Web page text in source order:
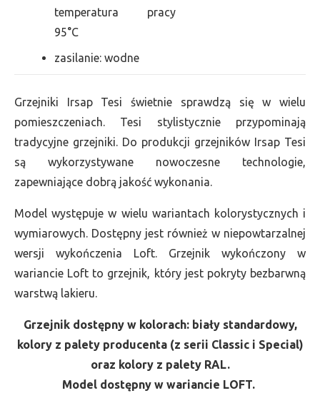
temperatura pracy
95°C
zasilanie: wodne
Grzejniki Irsap Tesi świetnie sprawdzą się w wielu
pomieszczeniach. Tesi stylistycznie przypominają
tradycyjne grzejniki. Do produkcji grzejników Irsap Tesi
są wykorzystywane nowoczesne technologie,
zapewniające dobrą jakość wykonania.
Model występuje w wielu wariantach kolorystycznych i
wymiarowych. Dostępny jest również w niepowtarzalnej
wersji wykończenia Loft. Grzejnik wykończony w
wariancie Loft to grzejnik, który jest pokryty bezbarwną
warstwą lakieru.
Grzejnik dostępny w kolorach: biały standardowy,
kolory z palety producenta (z serii Classic i Special)
oraz kolory z palety RAL.
Model dostępny w wariancie LOFT.